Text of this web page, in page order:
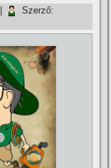
Szerző: